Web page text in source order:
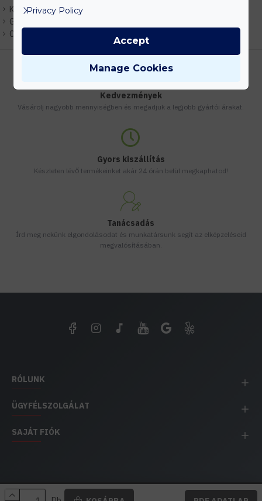
Készlet:Várhatóan 1-3 nap
Gyártó:
Cikkszám:
Kedvezmények
Vásárolj nagyobb mennyiségben és megadjuk a legjobb gyártói árakat.
Gyors kiszállítás
Készleten lévő termékeinket akár 24 órán belül megkaphatod!
Tanácsadás
Írd meg nekünk elgondolásodat és munkatársunk segít az elképzeléseid
megvalósításában.
RÓLUNK
ÜGYFÉLSZOLGÁLAT
SAJÁT FIÓK
EH IMPEX / Copyright © 1991-2025 Energia Háza
Privacy Policy
Manage Cookies
Accept